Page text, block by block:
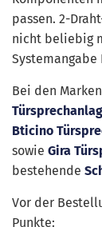
passen. 2-
nicht beliebig
Bei den
Bticino
sowie Gira
bestehende
Vor der
Punkte: